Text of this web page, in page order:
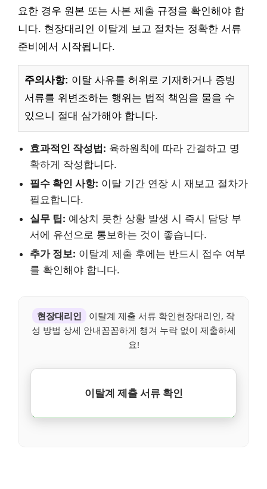
요한 경우 원본 또는 사본 제출 규정을 확인해야 합
니다. 현장대리인 이탈계 보고 절차는 정확한 서류
준비에서 시작됩니다.
주의사항: 이탈 사유를 허위로 기재하거나 증빙
서류를 위변조하는 행위는 법적 책임을 물을 수
있으니 절대 삼가해야 합니다.
효과적인 작성법: 육하원칙에 따라 간결하고 명
확하게 작성합니다.
필수 확인 사항: 이탈 기간 연장 시 재보고 절차가
필요합니다.
실무 팁: 예상치 못한 상황 발생 시 즉시 담당 부
서에 유선으로 통보하는 것이 좋습니다.
추가 정보: 이탈계 제출 후에는 반드시 접수 여부
를 확인해야 합니다.
현장대리인
이탈계 제출 서류 확인현장대리인, 작
성 방법 상세 안내꼼꼼하게 챙겨 누락 없이 제출하세
요!
이탈계 제출 서류 확인